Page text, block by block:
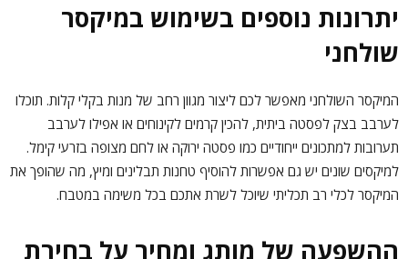
יתרונות נוספים בשימוש במיקסר
שולחני
המיקסר השולחני מאפשר לכם ליצור מגוון רחב של מנות בקלי קלות. תוכלו
לערבב בצק לפסטה ביתית, להכין קרמים לקינוחים או אפילו לערבב
תערובות למתכונים ייחודיים כמו פסטה ירוקה או לחם מצופה בזרעי קימל.
למיקסים שונים יש גם אפשרות להוסיף טחנות תבלינים ומיץ, מה שהופך את
המיקסר לכלי רב תכליתי שיוכל לשרת אתכם בכל משימה במטבח.
ההשפעה של מותג ומחיר על בחירת